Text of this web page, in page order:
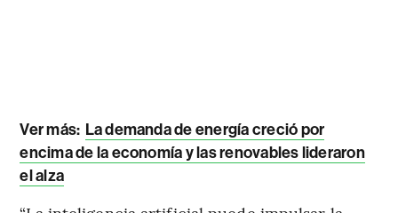
Ver más: La demanda de energía creció por
encima de la economía y las renovables lideraron
el alza